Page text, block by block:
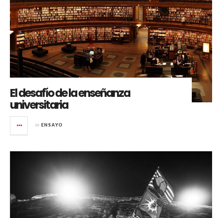
El desafío de la enseñanza
universitaria
in ENSAYO